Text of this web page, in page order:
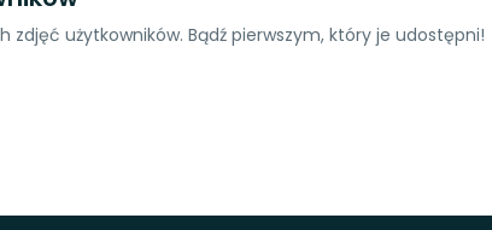
zdjęć użytkowników. Bądź pierwszym, który je udostępni!